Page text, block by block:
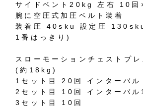
サイドベント20kg 左右 10回
腕に空圧式加圧ベルト装着
装着圧 40sku 設定圧
1番はっきり)
スローモーションチェストプ
(約18kg)
1セット目 20回 インターバ
2セット目 10回 インターバル
3セット目 10回